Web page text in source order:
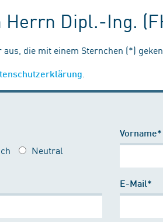
Dipl.-Ing.
die mit einem Sternchen (*)
Neutral
Vorname*
E-Mail*